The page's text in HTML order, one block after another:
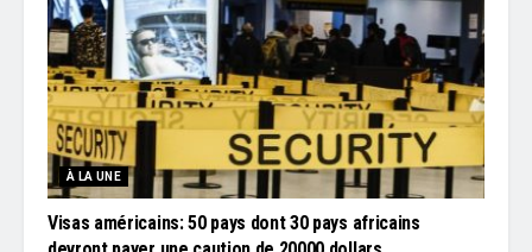
À LA UNE
Visas américains: 50 pays dont 30 pays africains